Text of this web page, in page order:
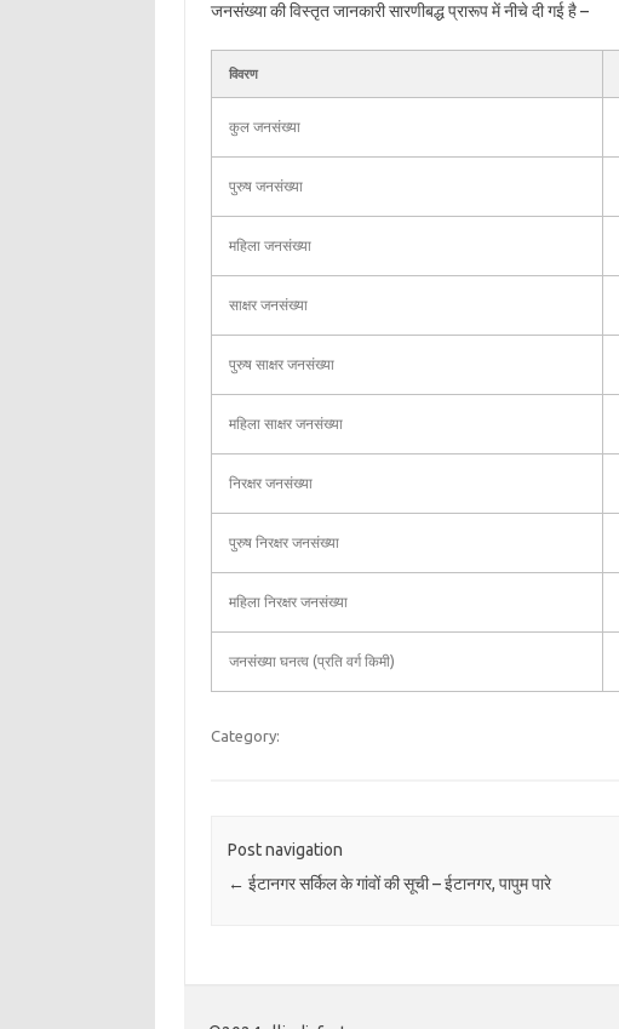
जनसंख्या की विस्तृत जानकारी सारणीबद्ध प्रारूप में नीचे दी गई है –
विवरण
कुल जनसंख्या
पुरुष जनसंख्या
महिला जनसंख्या
साक्षर जनसंख्या
पुरुष साक्षर जनसंख्या
महिला साक्षर जनसंख्या
निरक्षर जनसंख्या
पुरुष निरक्षर जनसंख्या
महिला निरक्षर जनसंख्या
जनसंख्या घनत्व (प्रति वर्ग किमी)
Category:
Post navigation
← ईटानगर सर्किल के गांवों की सूची – ईटानगर, पापुम पारे